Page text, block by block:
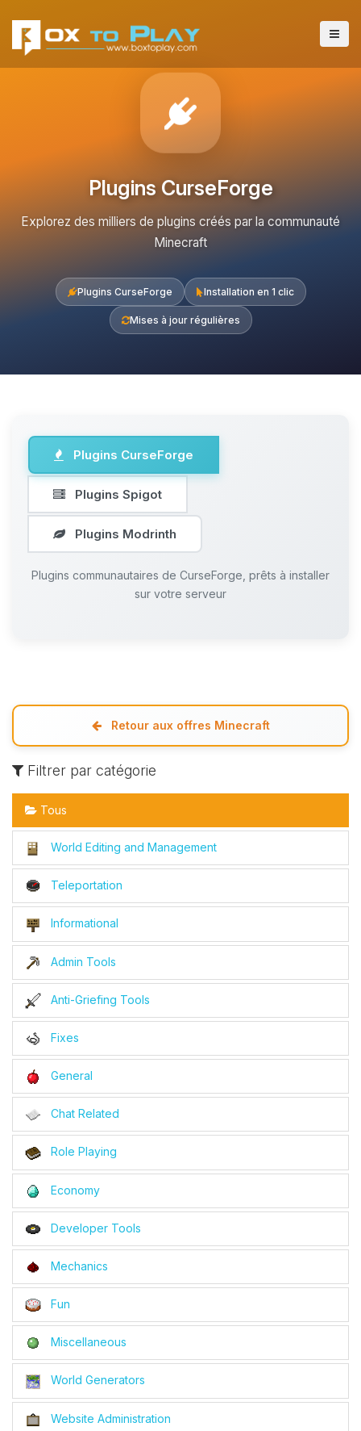
Plugins CurseForge
Explorez des milliers de plugins créés par la communauté
Minecraft
Plugins CurseForge Installation en 1 clic
Mises à jour régulières
Plugins CurseForge
Plugins Spigot
Plugins Modrinth
Plugins communautaires de CurseForge, prêts à installer
sur votre serveur
Retour aux offres Minecraft
Filtrer par catégorie
Tous
World Editing and Management
Teleportation
Informational
Admin Tools
Anti-Griefing Tools
Fixes
General
Chat Related
Role Playing
Economy
Developer Tools
Mechanics
Fun
Miscellaneous
World Generators
Website Administration